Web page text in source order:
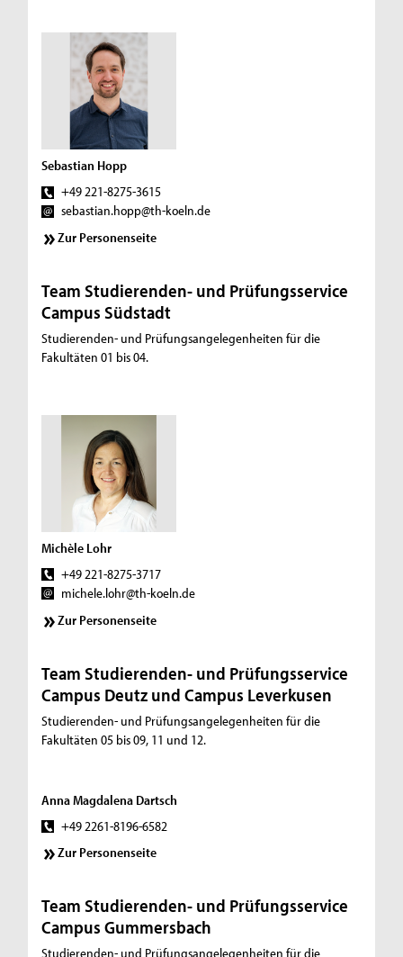
Sebastian Hopp
+49 221-8275-3615
sebastian.hopp@th-koeln.de
Zur Personenseite
Team Studierenden- und Prüfungsservice
Campus Südstadt
Studierenden- und Prüfungsangelegenheiten für die
Fakultäten 01 bis 04.
Michèle Lohr
+49 221-8275-3717
michele.lohr@th-koeln.de
Zur Personenseite
Team Studierenden- und Prüfungsservice
Campus Deutz und Campus Leverkusen
Studierenden- und Prüfungsangelegenheiten für die
Fakultäten 05 bis 09, 11 und 12.
Anna Magdalena Dartsch
+49 2261-8196-6582
Zur Personenseite
Team Studierenden- und Prüfungsservice
Campus Gummersbach
Studierenden- und Prüfungsangelegenheiten für die